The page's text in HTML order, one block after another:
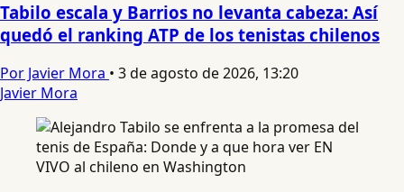
Tabilo escala y Barrios no levanta cabeza: Así
quedó el ranking ATP de los tenistas chilenos
Por Javier Mora • 3 de agosto de 2026, 13:20
Javier Mora